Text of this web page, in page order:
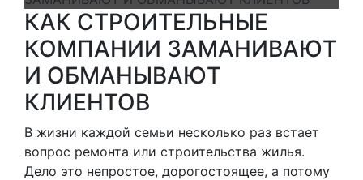
КАК СТРОИТЕЛЬНЫЕ
КОМПАНИИ ЗАМАНИВАЮТ
И ОБМАНЫВАЮТ
КЛИЕНТОВ
В жизни каждой семьи несколько раз встает
вопрос ремонта или строительства жилья.
Дело это непростое, дорогостоящее, а потому